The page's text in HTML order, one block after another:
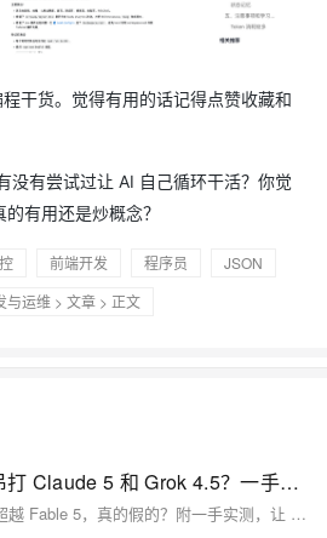
干货。觉得有用的话记得点赞收藏和
没有尝试过让 AI 自己循环干活？你觉
有用还是炒概念？
前端开发 程序员
JSON
与运维 > 文章 > 正文
刚刚 GPT-5.6 发布，吊打 Claude 5 和 Grok 4.5？一手实测来啦！
GPT-5.6 刚发布，跑分号称超越 Fable 5，真的假的？附一手实测，让 3 个最强 AI 编程模型 GPT-5.6 Sol、Claude Fable 5、Grok 4.5 在 Cursor 里同时一把梭开发网页游戏，看看最新模型到底谁更能打。